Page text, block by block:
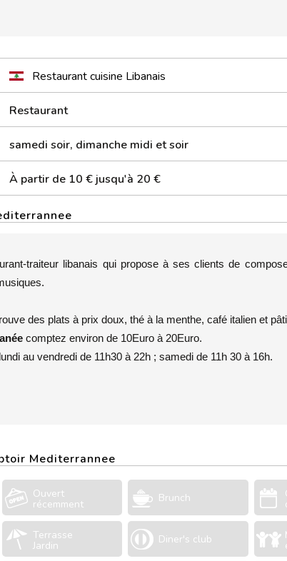
Restaurant cuisine Libanais
Restaurant
samedi soir, dimanche midi et soir
À partir de 10 € jusqu'à 20 €
traiteur libanais qui propose à ses clients de
des plats à prix doux, thé à la menthe, café italien et
comptez environ de 10Euro à 20Euro.
au vendredi de 11h30 à 22h ; samedi de 11h 30 à 16h.
Mediterrannee
Ouvert
récemment Brunch
Terrasse
Jardin Diner's club